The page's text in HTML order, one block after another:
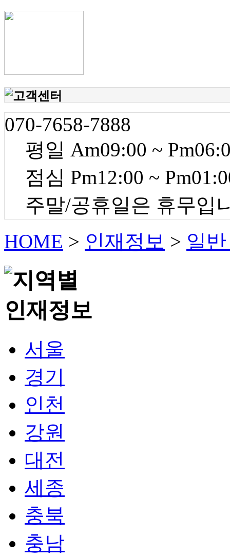
070-7658-7888
평일 Am09:00 ~
점심 Pm12:00 ~
주말/공휴일은 휴무입
HOME > 인재정보 > 일
서울
경기
인천
강원
대전
세종
충북
충남